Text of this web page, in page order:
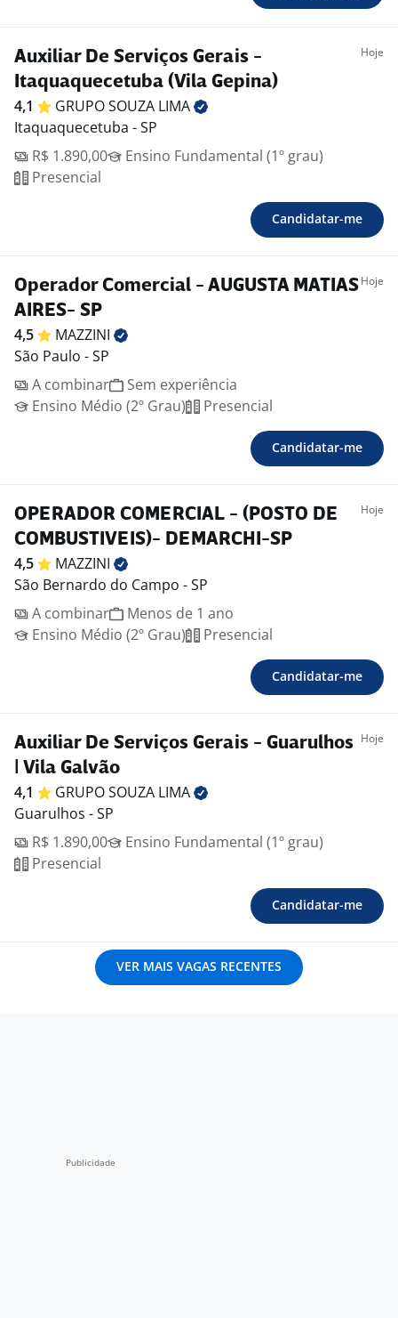
Auxiliar De Serviços Gerais -
Itaquaquecetuba (Vila Gepina)
Hoje
4,1 GRUPO SOUZA LIMA
Itaquaquecetuba - SP
R$ 1.890,00
Ensino Fundamental (1º grau)
Presencial
Candidatar-me
Operador Comercial - AUGUSTA MATIAS
AIRES- SP
Hoje
4,5
MAZZINI
São Paulo - SP
A combinar
Sem experiência
Ensino Médio (2º Grau)
Presencial
Candidatar-me
OPERADOR COMERCIAL - (POSTO DE
COMBUSTIVEIS)- DEMARCHI-SP
Hoje
4,5
MAZZINI
São Bernardo do Campo - SP
A combinar
Menos de 1 ano
Ensino Médio (2º Grau)
Presencial
Candidatar-me
Auxiliar De Serviços Gerais - Guarulhos
| Vila Galvão
Hoje
4,1 GRUPO SOUZA LIMA
Guarulhos - SP
R$ 1.890,00
Ensino Fundamental (1º grau)
Presencial
Candidatar-me
VER MAIS VAGAS RECENTES